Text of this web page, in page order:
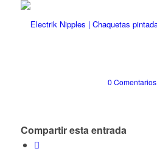
0 Comentarios
Compartir esta entrada